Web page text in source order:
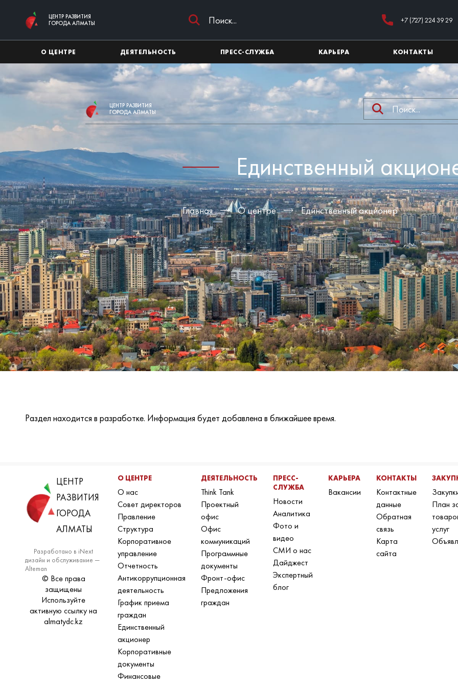
ЦЕНТР РАЗВИТИЯ
ГОРОДА АЛМАТЫ
+7 (727) 224 39 29
О ЦЕНТРЕ ДЕЯТЕЛЬНОСТЬ ПРЕСС-СЛУЖБА КАРЬЕРА КОНТАКТЫ
ЦЕНТР РАЗВИТИЯ
ГОРОДА АЛМАТЫ
Единственный
Главная О центре Единственный акционер
Раздел находится в разработке. Информация будет добавлена в ближайшее время.
ЦЕНТР
РАЗВИТИЯ
ГОРОДА
АЛМАТЫ
Разработано в iNext
дизайн и обслуживание —
Alteman
© Все права
защищены
Используйте
активную ссылку на
almatydc.kz
О ЦЕНТРЕ
О нас
Совет директоров
Правление
Структура
Корпоративное
управление
Отчетность
Антикоррупционная
деятельность
График приема
граждан
Единственный
акционер
Корпоративные
документы
Финансовые
ДЕЯТЕЛЬНОСТЬ
Think Tank
Проектный
офис
Офис
коммуникаций
Программные
документы
Фронт-офис
Предложения
граждан
ПРЕСС-
СЛУЖБА
Новости
Аналитика
Фото и
видео
СМИ о нас
Дайджест
Экспертный
блог
КАРЬЕРА
Вакансии
КОНТАКТЫ
Контактные
данные
Обратная
связь
Карта
сайта
План
услуг